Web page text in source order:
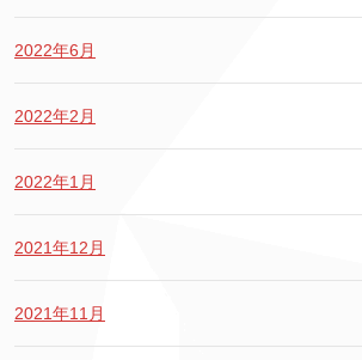
2022年6月
2022年2月
2022年1月
2021年12月
2021年11月